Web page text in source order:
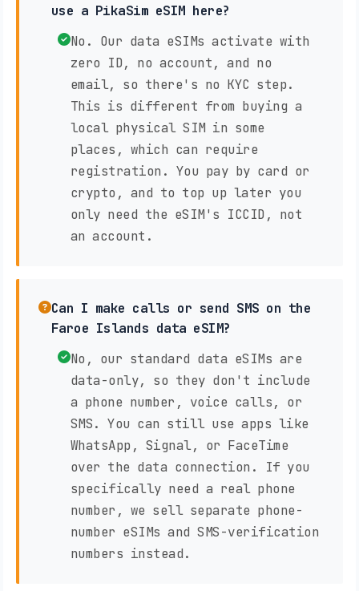
use a PikaSim eSIM here?
No. Our data eSIMs activate with
zero ID, no account, and no
email, so there's no KYC step.
This is different from buying a
local physical SIM in some
places, which can require
registration. You pay by card or
crypto, and to top up later you
only need the eSIM's ICCID, not
an account.
Can I make calls or send SMS on the
Faroe Islands data eSIM?
No, our standard data eSIMs are
data-only, so they don't include
a phone number, voice calls, or
SMS. You can still use apps like
WhatsApp, Signal, or FaceTime
over the data connection. If you
specifically need a real phone
number, we sell separate phone-
number eSIMs and SMS-verification
numbers instead.